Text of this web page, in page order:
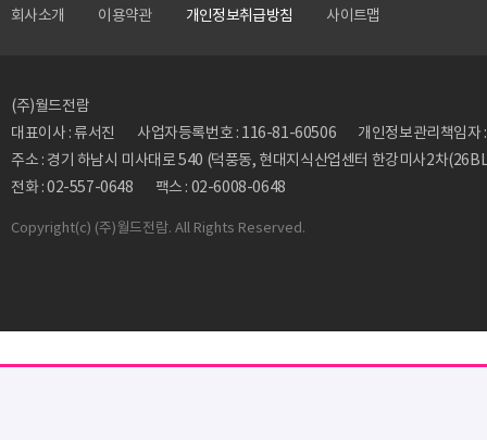
회사소개 이용약관 개인정보취급방침 사이트맵
(주)월드전람
대표이사 : 류서진
사업자등록번호 : 116-81-60506
개인정보관리책임
주소 : 경기 하남시 미사대로 540 (덕풍동, 현대지식산업센터 한강미사2차
전화 : 02-557-0648
팩스 : 02-6008-0648
Copyright(c) (주)월드전람. All Rights Reserved.